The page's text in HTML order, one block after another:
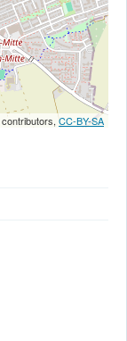
contributors,CC-BY-SA